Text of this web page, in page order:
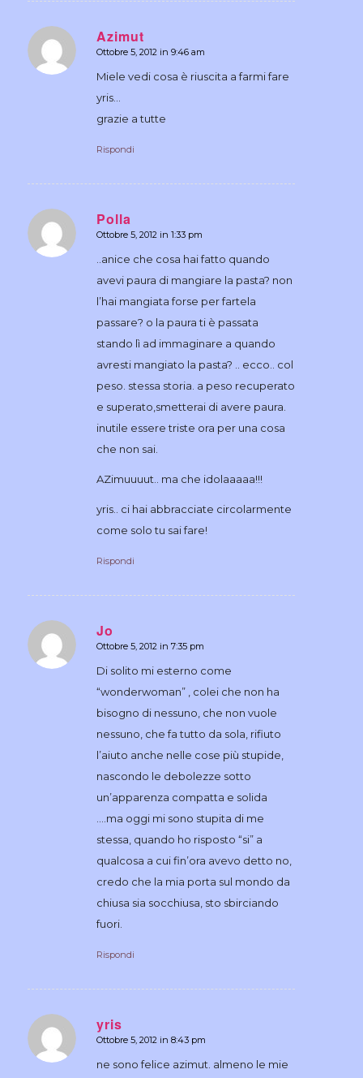
Azimut
dice:
Ottobre 5, 2012 in 9:46 am
Miele vedi cosa è riuscita a farmi fare
yris…
grazie a tutte
Rispondi
Polla
dice:
Ottobre 5, 2012 in 1:33 pm
..anice che cosa hai fatto quando
avevi paura di mangiare la pasta? non
l’hai mangiata forse per fartela
passare? o la paura ti è passata
stando lì ad immaginare a quando
avresti mangiato la pasta? .. ecco.. col
peso. stessa storia. a peso recuperato
e superato,smetterai di avere paura.
inutile essere triste ora per una cosa
che non sai.
AZimuuuut.. ma che idolaaaaa!!!
yris.. ci hai abbracciate circolarmente
come solo tu sai fare!
Rispondi
Jo
dice:
Ottobre 5, 2012 in 7:35 pm
Di solito mi esterno come
“wonderwoman” , colei che non ha
bisogno di nessuno, che non vuole
nessuno, che fa tutto da sola, rifiuto
l’aiuto anche nelle cose più stupide,
nascondo le debolezze sotto
un’apparenza compatta e solida
….ma oggi mi sono stupita di me
stessa, quando ho risposto “si” a
qualcosa a cui fin’ora avevo detto no,
credo che la mia porta sul mondo da
chiusa sia socchiusa, sto sbirciando
fuori.
Rispondi
yris
dice:
Ottobre 5, 2012 in 8:43 pm
ne sono felice azimut. almeno le mie